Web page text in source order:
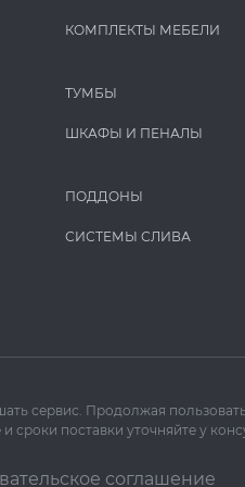
КОМПЛЕКТЫ МЕБЕЛИ
ТУМБЫ
ШКАФЫ И ПЕНАЛЫ
ПОДДОНЫ
СИСТЕМЫ СЛИВА
сервис. Продолжая
сроки поставки уточняйте у
соглашение